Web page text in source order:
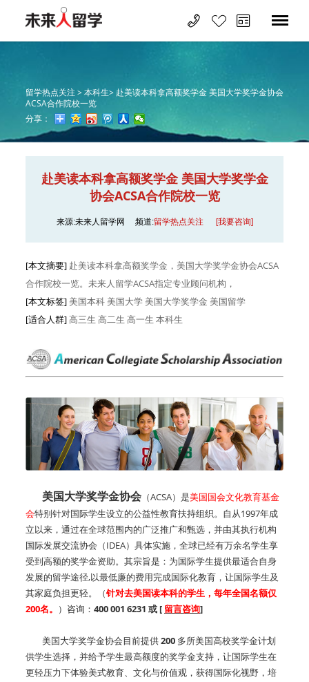
留学热点关注 >本科生> 赴美读本科拿高额奖学金 美国大学奖学金协会
ACSA合作院校一览
分享：
赴美读本科拿高额奖学金 美国大学奖学金
协会ACSA合作院校一览
来源:未来人留学网 频道:留学热点关注 [我要咨询]
[本文摘要] 赴美读本科拿高额奖学金，美国大学奖学金协会ACSA
合作院校一览。未来人留学ACSA指定专业顾问机构，
[本文标签] 美国本科 美国大学 美国大学奖学金 美国留学
[适合人群]高三生 高二生 高一生 本科生
美国大学奖学金协会 （ACSA）是美国国会文化教育基金
会特别针对国际学生设立的公益性教育扶持组织。自从1997年成
立以来，通过在全球范围内的广泛推广和甄选，并由其执行机构
国际发展交流协会（IDEA）具体实施，全球已经有万余名学生享
受到高额的奖学金资助。其宗旨是：为国际学生提供最适合自身
发展的留学途径,以最低廉的费用完成国际化教育，让国际学生及
其家庭负担更轻。（针对去美国读本科的学生，每年全国名额仅
200名。 ）咨询： 400 001 6231 或 [ 留言咨询]
美国大学奖学金协会目前提供200 多所美国高校奖学金计划
供学生选择，并给予学生最高额度的奖学金支持，让国际学生在
更轻压力下体验美式教育、文化与价值观，获得国际化视野，培